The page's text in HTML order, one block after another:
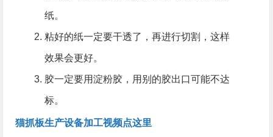
纸。
粘好的纸一定要干透了，再进行切割，这样
效果会更好。
胶一定要用淀粉胶，用别的胶出口可能不达
标。
猫抓板生产设备加工视频点这里